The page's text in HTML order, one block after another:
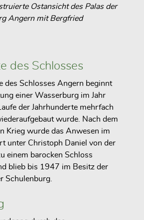
Ostansicht des Palas der
Angern mit Bergfried
des Schlosses
des Schlosses Angern beginnt
einer Wasserburg im Jahr
der Jahrhunderte mehrfach
wurde. Nach dem
Krieg wurde das Anwesen im
unter Christoph Daniel von der
einem barocken Schloss
blieb bis 1947 im Besitz der
Schulenburg.